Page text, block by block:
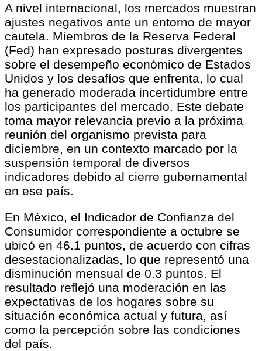
A nivel internacional, los mercados muestran
ajustes negativos ante un entorno de mayor
cautela. Miembros de la Reserva Federal
(Fed) han expresado posturas divergentes
sobre el desempeño económico de Estados
Unidos y los desafíos que enfrenta, lo cual
ha generado moderada incertidumbre entre
los participantes del mercado. Este debate
toma mayor relevancia previo a la próxima
reunión del organismo prevista para
diciembre, en un contexto marcado por la
suspensión temporal de diversos
indicadores debido al cierre gubernamental
en ese país.
En México, el Indicador de Confianza del
Consumidor correspondiente a octubre se
ubicó en 46.1 puntos, de acuerdo con cifras
desestacionalizadas, lo que representó una
disminución mensual de 0.3 puntos. El
resultado reflejó una moderación en las
expectativas de los hogares sobre su
situación económica actual y futura, así
como la percepción sobre las condiciones
del país.